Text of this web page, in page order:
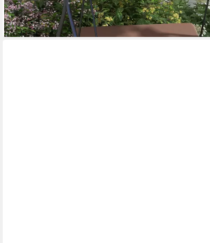
-42%
lieferbar - in 2-3 Werktagen bei dir